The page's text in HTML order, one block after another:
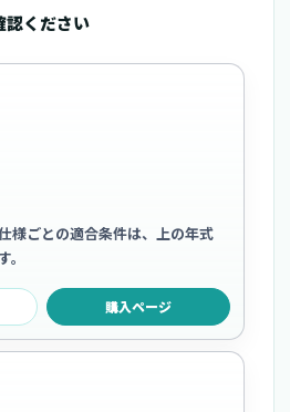
認ください
様ごとの適合条件は、上の年式
購入ページ